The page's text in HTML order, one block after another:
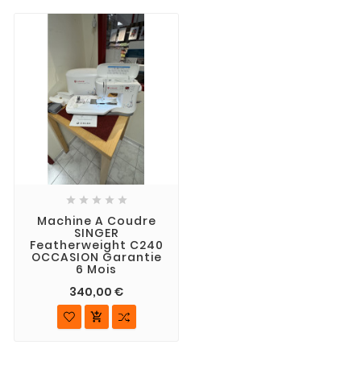
    
Machine A Coudre
SINGER
Featherweight C240
OCCASION Garantie
6 Mois
340,00 €
